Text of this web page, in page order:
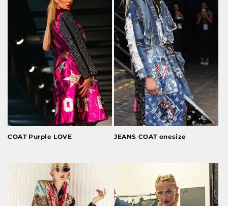
COAT Purple LOVE JEANS COAT onesize